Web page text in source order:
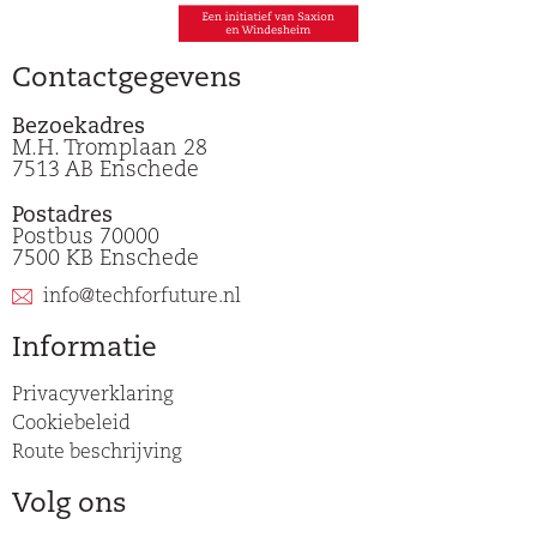
Contactgegevens
Bezoekadres
M.H. Tromplaan 28
7513 AB Enschede
Postadres
Postbus 70000
7500 KB Enschede
info@techforfuture.nl
Informatie
Privacyverklaring
Cookiebeleid
Route beschrijving
Volg ons